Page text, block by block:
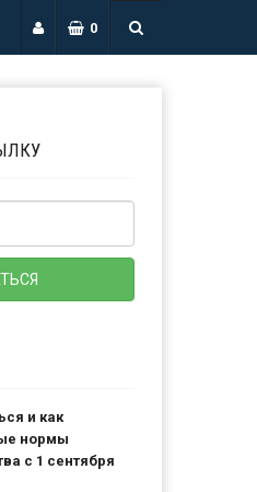
0
и как
нормы
с 1 сентября